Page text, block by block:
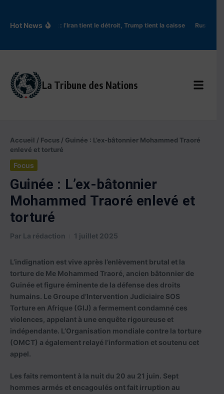
Hot NewsOrmuz : l’Iran tient le détroit, Trump tient la caisse Rus’ de
La Tribune des Nations
Accueil / Focus / Guinée : L’ex-bâtonnier Mohammed Traoré
enlevé et torturé
Focus
Guinée : L’ex-bâtonnier
Mohammed Traoré enlevé et
torturé
Par La rédaction 1 juillet 2025
L’indignation est vive après l’enlèvement brutal et la
torture de Me Mohammed Traoré, ancien bâtonnier de
Guinée et figure éminente de la défense des droits
humains. Le Groupe d’Intervention Judiciaire SOS
Torture en Afrique (GIJ) a fermement condamné ces
violences, appelant à une enquête rigoureuse et
indépendante. L’Organisation mondiale contre la torture
(OMCT) a également relayé l’information et soutenu cet
appel.
Les faits remontent à la nuit du 20 au 21 juin. Sept
hommes armés et encagoulés ont fait irruption au